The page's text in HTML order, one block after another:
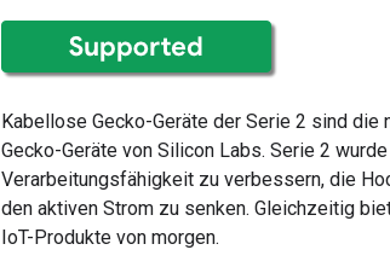
Kabellose Gecko-Geräte der Serie 2 sind
Gecko-Geräte von Silicon Labs. Serie 2
Verarbeitungsfähigkeit zu verbessern, die
den aktiven Strom zu senken. Gleichzeitig
IoT-Produkte von morgen.